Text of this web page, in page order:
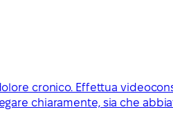
cronico. Effettua
chiaramente, sia che